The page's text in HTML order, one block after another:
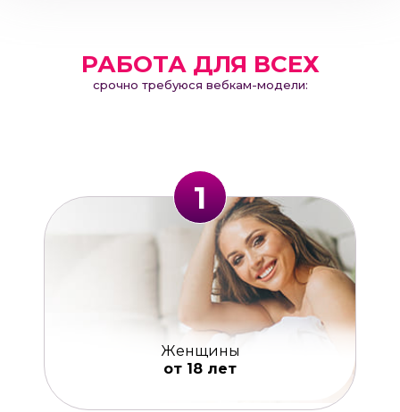
РАБОТА ДЛЯ ВСЕХ
срочно требуюся вебкам-модели:
1
Женщины
от 18 лет